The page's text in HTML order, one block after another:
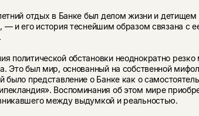
отдых в Банке был делом жизни и детищем
— и его история теснейшим образом связана с
политической обстановки неоднократно
Это был мир, основанный на собственной
было представление о Банке как о
Воспоминания об этом мире
между выдумкой и реальностью.